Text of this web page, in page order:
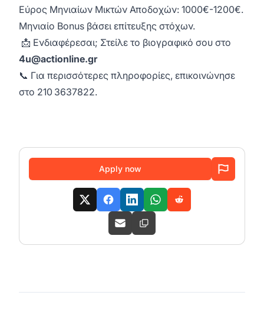
Εύρος Μηνιαίων Μικτών Αποδοχών: 1000€-1200€.
Μηνιαίο Bonus βάσει επίτευξης στόχων.
📩 Ενδιαφέρεσαι; Στείλε το βιογραφικό σου στο
4u@actionline.gr
📞 Για περισσότερες πληροφορίες, επικοινώνησε
στο 210 3637822.
Apply now